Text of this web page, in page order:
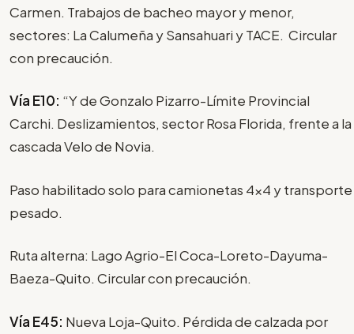
Carmen. Trabajos de bacheo mayor y menor,
sectores: La Calumeña y Sansahuari y TACE. Circular
con precaución.
Vía E10: “Y de Gonzalo Pizarro-Límite Provincial
Carchi. Deslizamientos, sector Rosa Florida, frente a la
cascada Velo de Novia.
Paso habilitado solo para camionetas 4x4 y transporte
pesado.
Ruta alterna: Lago Agrio-El Coca-Loreto-Dayuma-
Baeza-Quito. Circular con precaución.
Vía E45: Nueva Loja-Quito. Pérdida de calzada por